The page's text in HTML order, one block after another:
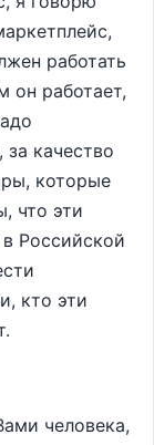
работать
он работает,
качество
которые
что эти
Российской
кто эти
человека,